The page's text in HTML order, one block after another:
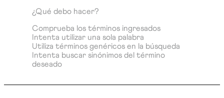
¿Qué debo hacer?
Comprueba los términos ingresados
Intenta utilizar una sola palabra
Utiliza términos genéricos en la búsqueda
Intenta buscar sinónimos del término
deseado